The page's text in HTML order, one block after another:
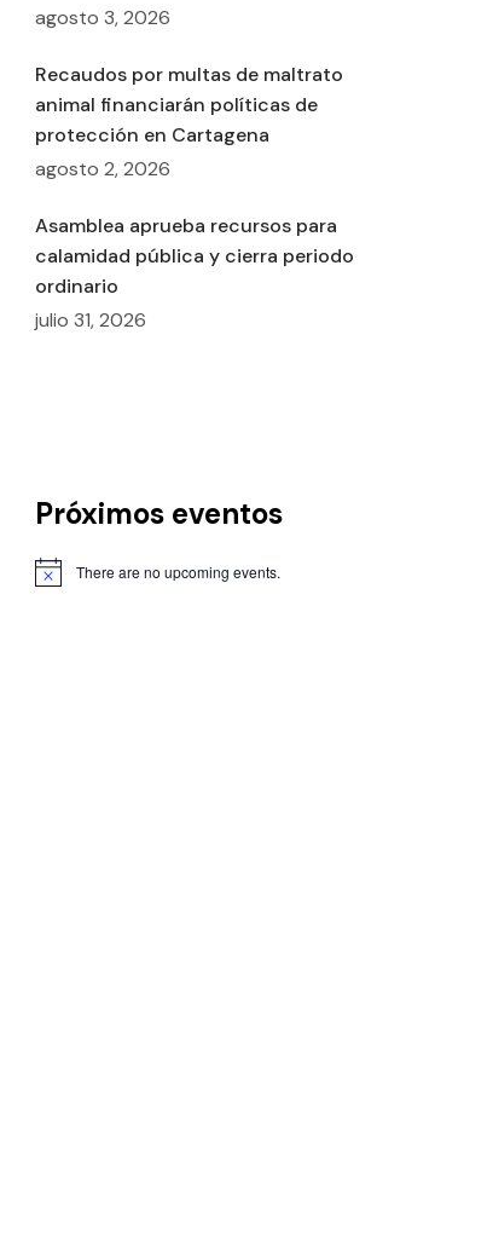
agosto 3, 2026
Recaudos por multas de maltrato
animal financiarán políticas de
protección en Cartagena
agosto 2, 2026
Asamblea aprueba recursos para
calamidad pública y cierra periodo
ordinario
julio 31, 2026
Próximos eventos
There are no upcoming events.